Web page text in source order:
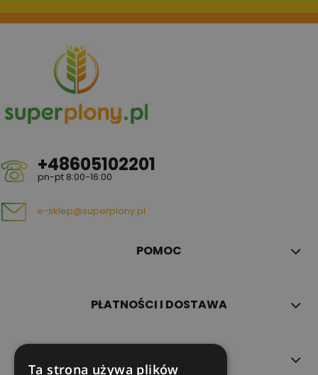
+48605102201
pn-pt 8:00-16:00
e-sklep@superplony.pl
POMOC
PŁATNOŚCI I DOSTAWA
Ta strona używa plików